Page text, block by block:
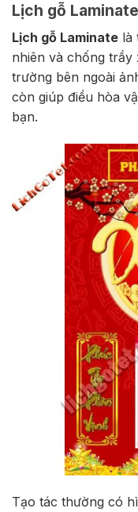
Lịch gỗ
Lịch gỗ Laminate là
nhiên và chống trầy
trường bên ngoài
còn giúp điều hòa
bạn.
Tạo tác thường có